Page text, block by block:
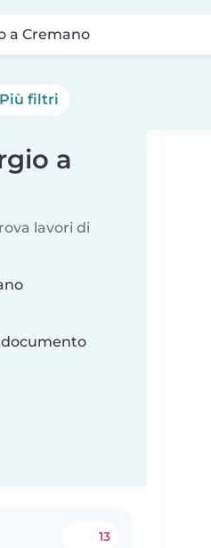
a Cremano
Più filtri
a
lavori di
13